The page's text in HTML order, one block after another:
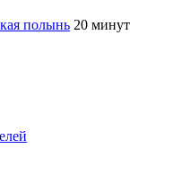
полынь 20 минут